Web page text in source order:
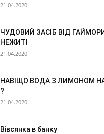
21.04.2020
ЧУДОВИЙ ЗАСІБ ВІД
НЕЖИТІ
21.04.2020
НАВІЩО ВОДА З ЛИМОНОМ
?
21.04.2020
Вівсянка в банку